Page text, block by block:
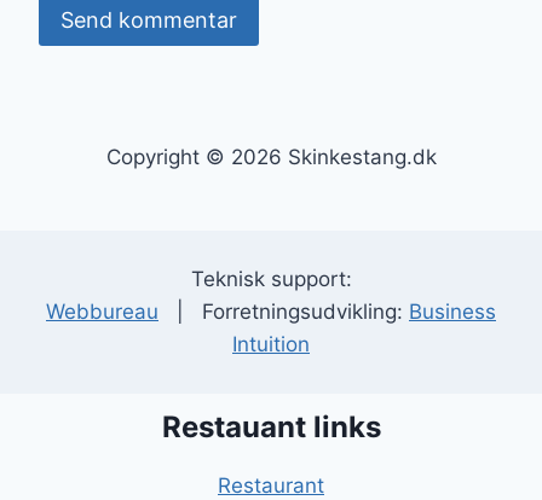
Copyright © 2026 Skinkestang.dk
Teknisk support:
Webbureau | Forretningsudvikling: Business
Intuition
Restauant links
Restaurant